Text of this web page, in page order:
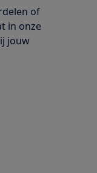
of
in onze
jouw